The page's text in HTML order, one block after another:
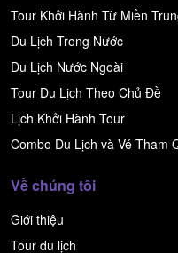
Tour Khởi Hành Từ Miền
Du Lịch Trong Nước
Du Lịch Nước Ngoài
Tour Du Lịch Theo Chủ Đề
Lịch Khởi Hành Tour
Combo Du Lịch và Vé Tham
Về chúng tôi
Giới thiệu
Tour du lịch